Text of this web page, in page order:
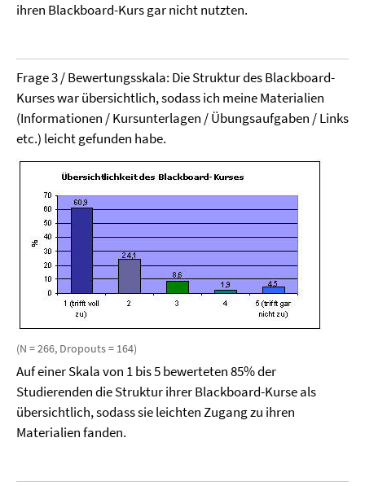
ihren Blackboard-Kurs gar nicht nutzten.
Frage 3 / Bewertungsskala: Die Struktur des Blackboard-
Kurses war übersichtlich, sodass ich meine Materialien
(Informationen / Kursunterlagen / Übungsaufgaben / Links
etc.) leicht gefunden habe.
(N = 266, Dropouts = 164)
Auf einer Skala von 1 bis 5 bewerteten 85% der
Studierenden die Struktur ihrer Blackboard-Kurse als
übersichtlich, sodass sie leichten Zugang zu ihren
Materialien fanden.